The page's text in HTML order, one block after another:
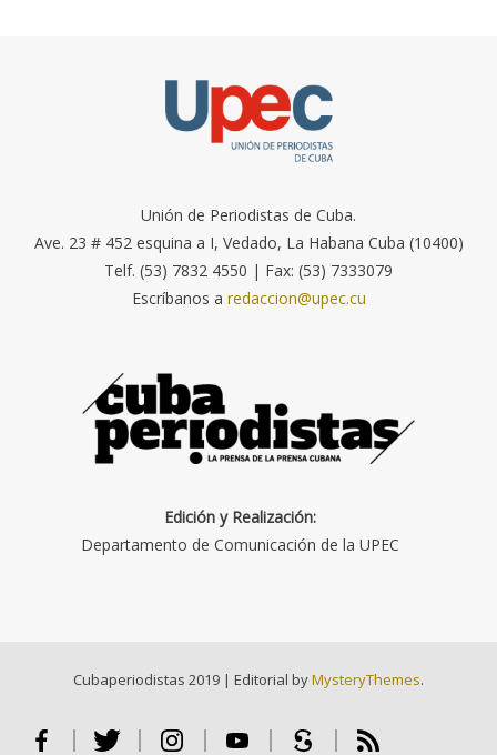
Unión de Periodistas de Cuba.
Ave. 23 # 452 esquina a I, Vedado, La Habana Cuba (10400)
Telf. (53) 7832 4550 | Fax: (53) 7333079
Escríbanos a redaccion@upec.cu
Edición y Realización:
Departamento de Comunicación de la UPEC
Cubaperiodistas 2019 | Editorial byMysteryThemes.